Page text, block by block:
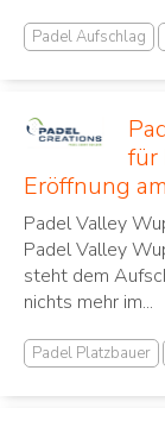
Padel Aufschlag
für
Eröffnung
Padel Valley
Padel Valley
steht dem
nichts mehr im...
Padel Platzbauer